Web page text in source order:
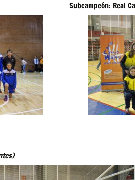
Subcampeón: Real